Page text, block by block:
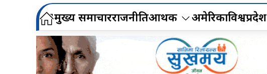
मुख्य समाचारराजनीतिआर्थिक अमेरिकाविश्वप्रदेश